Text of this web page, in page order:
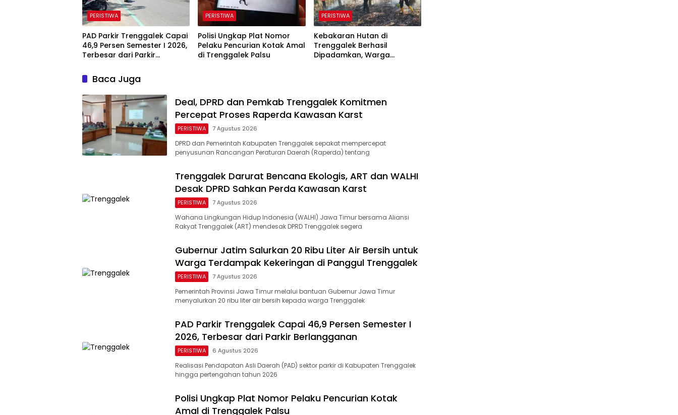
PERISTIWA
PAD Parkir Trenggalek Capai
46,9 Persen Semester I 2026,
Terbesar dari Parkir
PERISTIWA
Polisi Ungkap Plat Nomor
Pelaku Pencurian Kotak Amal
di Trenggalek Palsu
PERISTIWA
Kebakaran Hutan di
Trenggalek Berhasil
Dipadamkan, Warga
Baca Juga
Deal, DPRD dan Pemkab Trenggalek Komitmen
Percepat Proses Raperda Kawasan Karst
PERISTIWA 7 Agustus 2026
DPRD dan Pemerintah Kabupaten Trenggalek sepakat mempercepat
penyusunan Rancangan Peraturan Daerah (Raperda) tentang
Trenggalek Darurat Bencana Ekologis, ART dan WALHI
Desak DPRD Sahkan Perda Kawasan Karst
PERISTIWA 7 Agustus 2026
Wahana Lingkungan Hidup Indonesia (WALHI) Jawa Timur bersama Aliansi
Rakyat Trenggalek (ART) mendesak DPRD Trenggalek segera
Gubernur Jatim Salurkan 20 Ribu Liter Air Bersih untuk
Warga Terdampak Kekeringan di Panggul Trenggalek
PERISTIWA 7 Agustus 2026
Pemerintah Provinsi Jawa Timur melalui bantuan Gubernur Jawa Timur
menyalurkan 20 ribu liter air bersih kepada warga Trenggalek
PAD Parkir Trenggalek Capai 46,9 Persen Semester I
2026, Terbesar dari Parkir Berlangganan
PERISTIWA 6 Agustus 2026
Realisasi Pendapatan Asli Daerah (PAD) sektor parkir di Kabupaten Trenggalek
hingga pertengahan tahun 2026
Polisi Ungkap Plat Nomor Pelaku Pencurian Kotak
Amal di Trenggalek Palsu